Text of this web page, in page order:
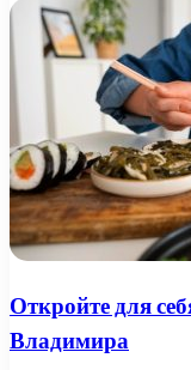
Откройте для
Владимира